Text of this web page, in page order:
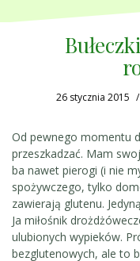
26 stycznia 2015
Od pewnego momentu
przeszkadzać. Mam
ba nawet pierogi (i nie
spożywczego, tylko
zawierają glutenu.
Ja miłośnik
ulubionych wypieków.
bezglutenowych, ale to